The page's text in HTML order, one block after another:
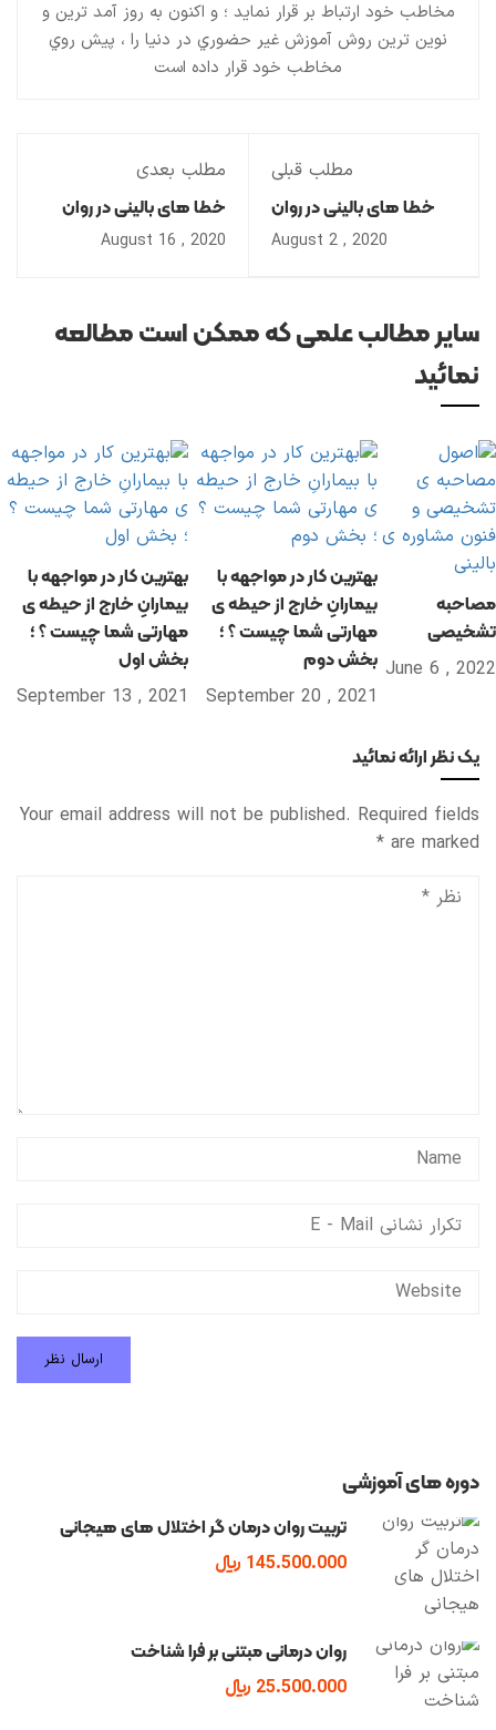
مخاطب خود ارتباط بر قرار نمايد ؛ و اکنون به روز آمد ترين و
نوين ترين روش آموزش غير حضوري در دنيا را ، پيش روي
مخاطب خود قرار داده است
مطلب قبلی
خطا های بالینی در روان
درمانی رفتاری - شناختی ؛
خطای نوع اول عدم تحلیل
2020 , August 2
مطلب بعدی
خطا های بالینی در روان
درمانی رفتاری – شناختی ؛
خطای نوع چهارم تاکید
2020 , August 16
سایر مطالب علمی که ممکن است مطالعه
نمائید
مصاحبه
تشخیصی
2022 , June 6
بهترین کار در مواجهه با
بیمارانِ خارج از حیطه ی
مهارتی شما چیست ؟ ؛
بخش دوم
2021 , September 20
بهترین کار در مواجهه با
بیمارانِ خارج از حیطه ی
مهارتی شما چیست ؟ ؛
بخش اول
2021 , September 13
یک نظر ارائه نمائید
Your email address will not be published. Required fields
are marked
*
دوره های آموزشی
تربیت روان درمان گر اختلال های هیجانی
145.500.000 ﷼
روان درمانی مبتنی بر فرا شناخت
25.500.000 ﷼